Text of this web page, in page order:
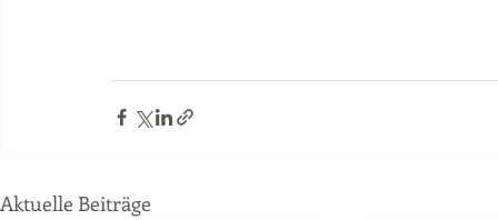
Aktuelle Beiträge